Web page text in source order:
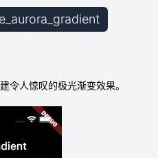
令人惊叹的极光渐变效果。